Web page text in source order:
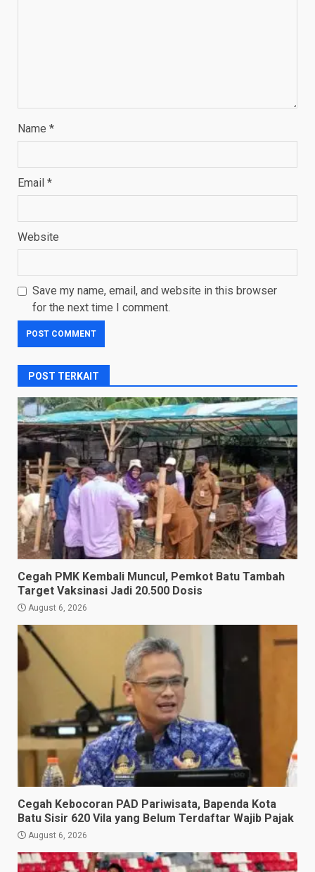
Name *
Email *
Website
Save my name, email, and website in this browser
for the next time I comment.
POST TERKAIT
Cegah PMK Kembali Muncul, Pemkot Batu Tambah
Target Vaksinasi Jadi 20.500 Dosis
August 6, 2026
Cegah Kebocoran PAD Pariwisata, Bapenda Kota
Batu Sisir 620 Vila yang Belum Terdaftar Wajib Pajak
August 6, 2026